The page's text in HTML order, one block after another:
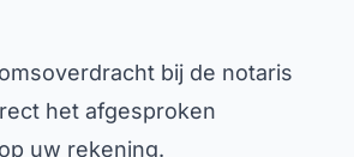
bij de notaris
het afgesproken
uw rekening.